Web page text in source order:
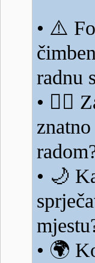
• ⚠️
radnu
• 👷‍♂️
• 🌙
• 🌍